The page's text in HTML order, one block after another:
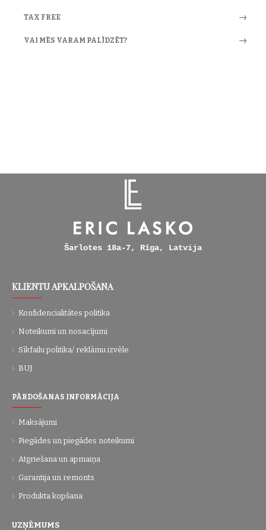
TAX FREE
VAI MĒS VARAM PALĪDZĒT?
Šarlotes 18a-7, Rīga, Latvija
KLIENTU APKALPOŠANA
Konfidencialitātes politika
Noteikumi un nosacījumi
Sīkfailu politika/ reklāmu izvēle
BUJ
PĀRDOŠANAS INFORMĀCIJA
Maksājumi
Piegādes un piegādes noteikumi
Atgriešana un apmaiņa
Garantija un remonts
Produkta kopšana
UZŅĒMUMS